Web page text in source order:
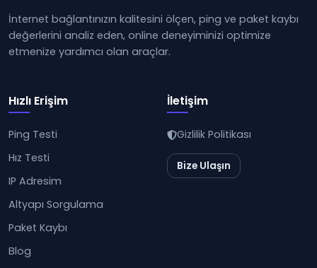
İnternet bağlantınızın kalitesini ölçen, ping ve paket kaybı
değerlerini analiz eden, online deneyiminizi optimize
etmenize yardımcı olan araçlar.
Hızlı Erişim
Ping Testi
Hız Testi
IP Adresim
Altyapı Sorgulama
Paket Kaybı
Blog
İletişim
Gizlilik Politikası
Bize Ulaşın